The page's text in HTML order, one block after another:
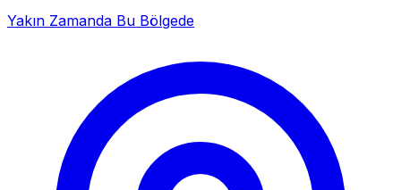
Yakın Zamanda Bu Bölgede